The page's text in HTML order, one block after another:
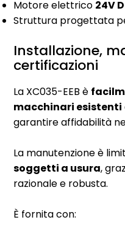
Motore elettrico 24V
Struttura progettata
Installazione,
certificazioni
La XC035-EEB è
macchinari esistenti
garantire affidabilità
La manutenzione è
soggetti a usura,
razionale e robusta.
È fornita con: